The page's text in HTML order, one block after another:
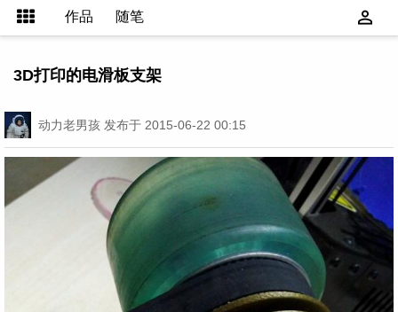
作品 随笔
3D打印的电滑板支架
动力老男孩 发布于 2015-06-22 00:15